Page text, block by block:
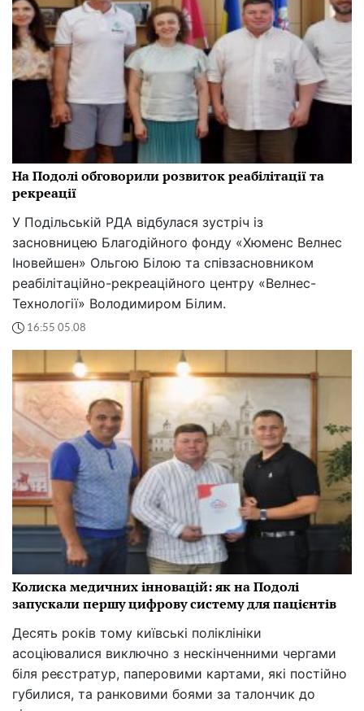
На Подолі обговорили розвиток реабілітації та
рекреації
У Подільській РДА відбулася зустріч із
засновницею Благодійного фонду «Хюменс Велнес
Іновейшен» Ольгою Білою та співзасновником
реабілітаційно-рекреаційного центру «Велнес-
Технології» Володимиром Білим.
16:55 05.08
Колиска медичних інновацій: як на Подолі
запускали першу цифрову систему для пацієнтів
Десять років тому київські поліклініки
асоціювалися виключно з нескінченними чергами
біля реєстратур, паперовими картами, які постійно
губилися, та ранковими боями за талончик до